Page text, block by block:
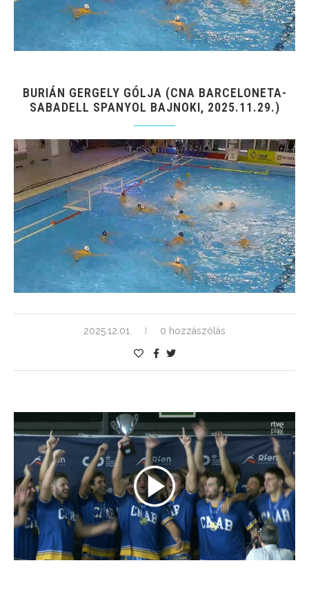
BURIÁN GERGELY GÓLJA (CNA BARCELONETA-
SABADELL SPANYOL BAJNOKI, 2025.11.29.)
2025.12.01. 0 hozzászólás